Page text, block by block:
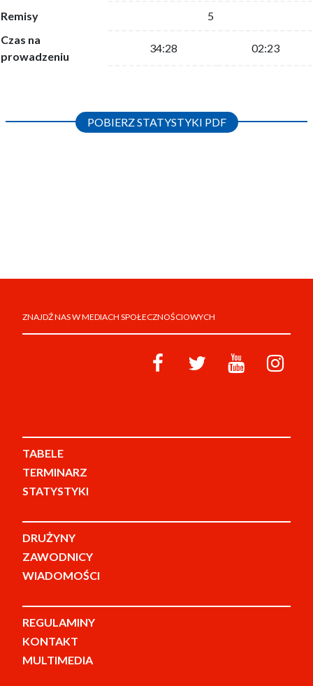
Remisy
5
Czas na
prowadzeniu
34:28 02:23
POBIERZ STATYSTYKI PDF
ZNAJDŹ NAS W MEDIACH SPOŁECZNOŚCIOWYCH
TABELE
TERMINARZ
STATYSTYKI
DRUŻYNY
ZAWODNICY
WIADOMOŚCI
REGULAMINY
KONTAKT
MULTIMEDIA